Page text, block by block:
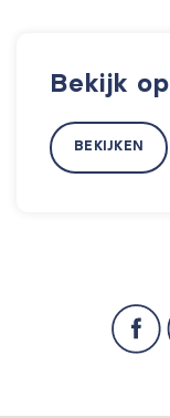
Bekijk
BEKIJKEN